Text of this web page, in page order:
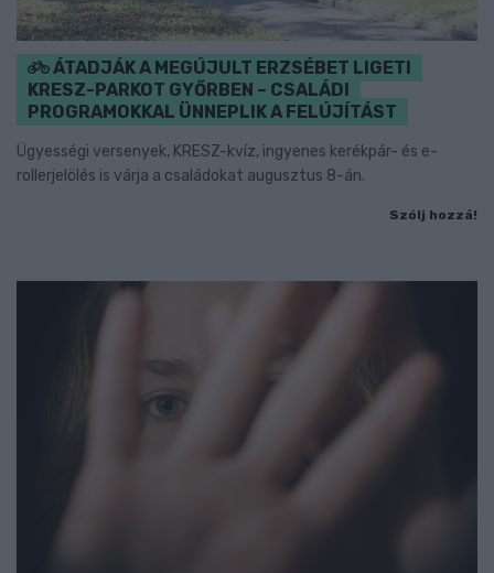
ÁTADJÁK A MEGÚJULT ERZSÉBET LIGETI
KRESZ-PARKOT GYŐRBEN – CSALÁDI
PROGRAMOKKAL ÜNNEPLIK A FELÚJÍTÁST
Ügyességi versenyek, KRESZ-kvíz, ingyenes kerékpár- és e-
rollerjelölés is várja a családokat augusztus 8-án.
Szólj hozzá!